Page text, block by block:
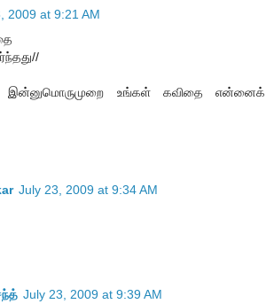
2009 at 9:21 AM
உங்கள் கவிதை என்னைக்
July 23, 2009 at 9:34 AM
July 23, 2009 at 9:39 AM